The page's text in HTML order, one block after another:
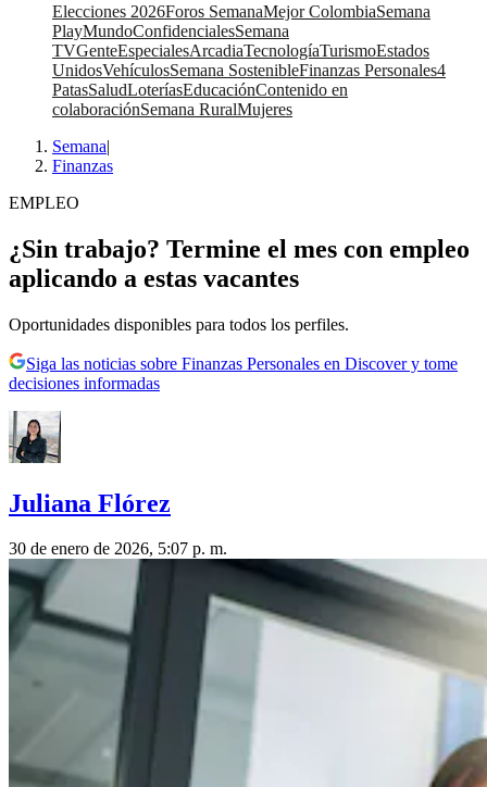
Elecciones 2026Foros SemanaMejor ColombiaSemana
PlayMundoConfidencialesSemana
TVGenteEspecialesArcadiaTecnologíaTurismoEstados
UnidosVehículosSemana SostenibleFinanzas Personales4
PatasSaludLoteríasEducaciónContenido en
colaboraciónSemana RuralMujeres
Semana|
Finanzas
EMPLEO
¿Sin trabajo? Termine el mes con empleo
aplicando a estas vacantes
Oportunidades disponibles para todos los perfiles.
Siga las noticias sobre Finanzas Personales en Discover y tome
decisiones informadas
Juliana Flórez
30 de enero de 2026, 5:07 p. m.